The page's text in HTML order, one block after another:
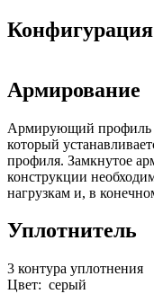
Конфигурация
Армирование
Армирующий профиль -
который
профиля. Замкнутое
конструкции
нагрузкам и, в
Уплотнитель
3 контура уплотнения
Цвет: серый